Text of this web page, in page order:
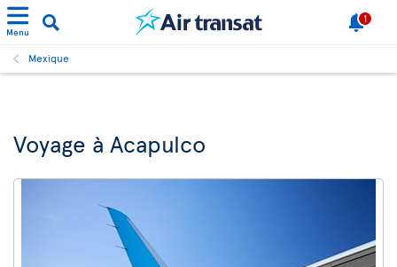
Menu
1
Mexique
Voyage à Acapulco